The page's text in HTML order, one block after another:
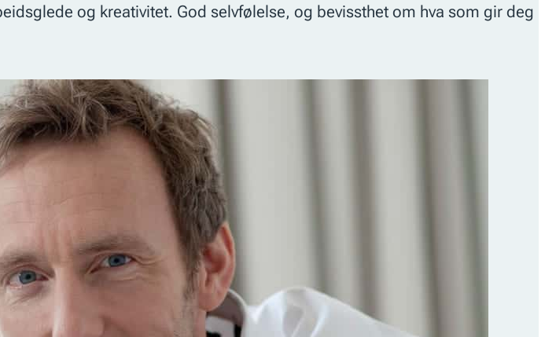
og kreativitet. God selvfølelse, og bevissthet om hva som gir deg